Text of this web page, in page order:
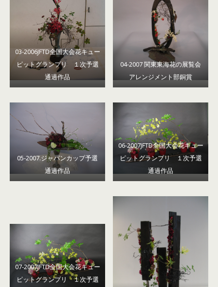
03-2006JFTD全国大会花キュー
ピットグランプリ １次予選
通過作品
04-2007 関東東海花の展覧会
アレンジメント部銅賞
05-2007.ジャパンカップ予選
通過作品
06-2007JFTD全国大会花キュー
ピットグランプリ １次予選
通過作品
07-2007JFTD全国大会花キュー
ピットグランプリ １次予選